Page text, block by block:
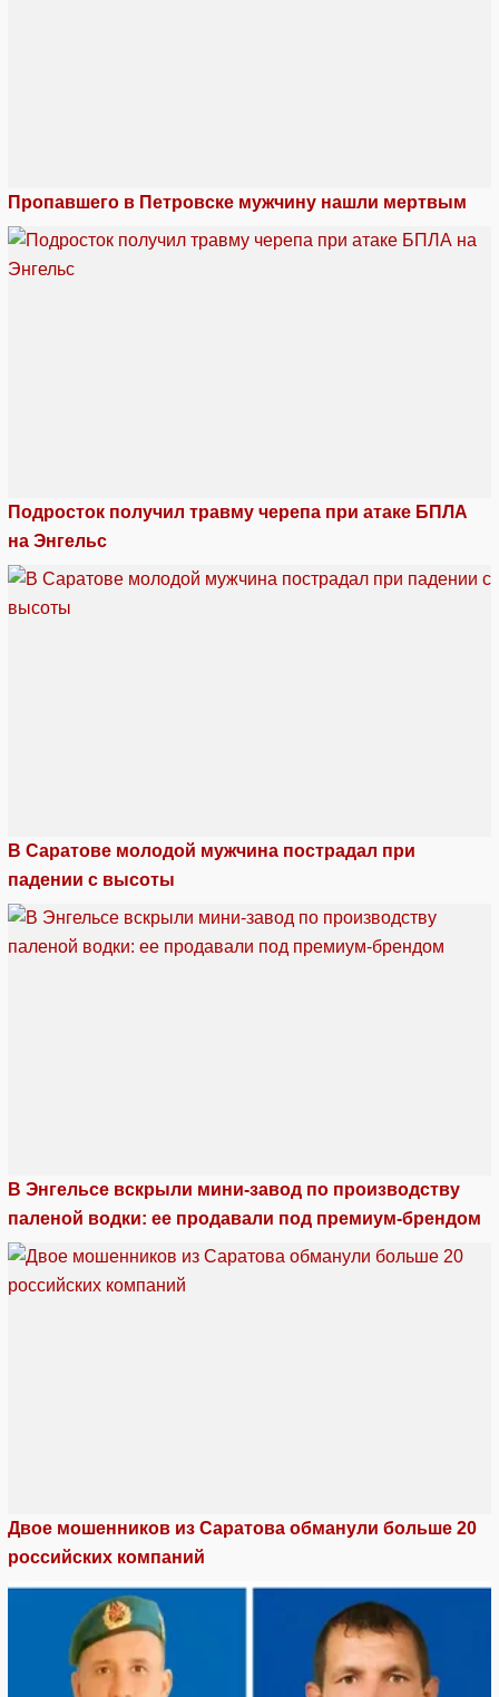
Пропавшего в Петровске мужчину нашли мертвым
Подросток получил травму черепа при атаке БПЛА
на Энгельс
В Саратове молодой мужчина пострадал при
падении с высоты
В Энгельсе вскрыли мини-завод по производству
паленой водки: ее продавали под премиум-брендом
Двое мошенников из Саратова обманули больше 20
российских компаний